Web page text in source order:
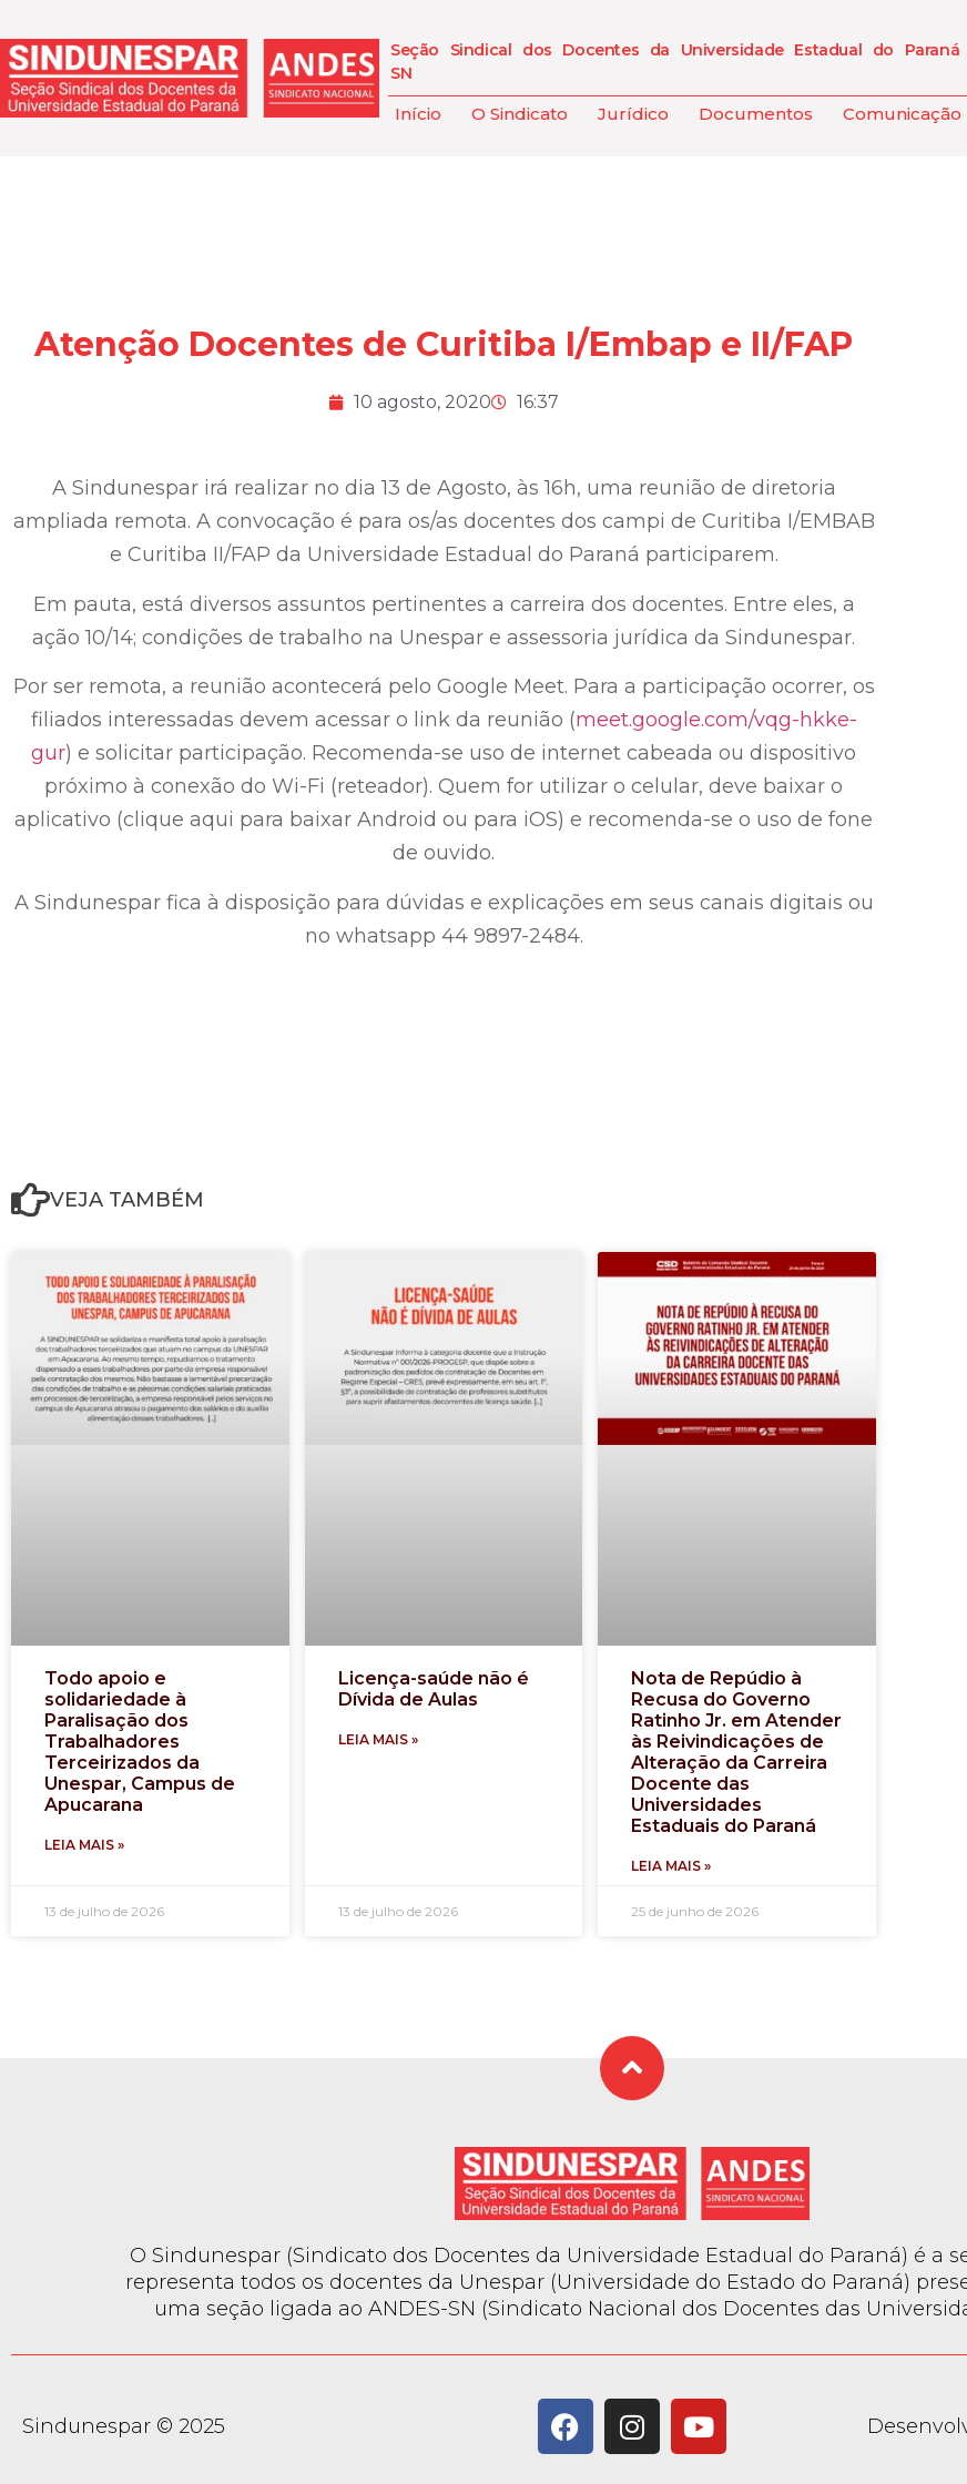
Seção Sindical dos Docentes da Universidade Estadual do Paraná
SN
Início O Sindicato Jurídico Documentos Comunicação
Atenção Docentes de Curitiba I/Embap e II/FAP
10 agosto, 2020 16:37
A Sindunespar irá realizar no dia 13 de Agosto, às 16h, uma reunião de diretoria
ampliada remota. A convocação é para os/as docentes dos campi de Curitiba I/EMBAB
e Curitiba II/FAP da Universidade Estadual do Paraná participarem.
Em pauta, está diversos assuntos pertinentes a carreira dos docentes. Entre eles, a
ação 10/14; condições de trabalho na Unespar e assessoria jurídica da Sindunespar.
Por ser remota, a reunião acontecerá pelo Google Meet. Para a participação ocorrer, os
filiados interessadas devem acessar o link da reunião (meet.google.com/vqg-hkke-
gur) e solicitar participação. Recomenda-se uso de internet cabeada ou dispositivo
próximo à conexão do Wi-Fi (reteador). Quem for utilizar o celular, deve baixar o
aplicativo (clique aqui para baixar Android ou para iOS) e recomenda-se o uso de fone
de ouvido.
A Sindunespar fica à disposição para dúvidas e explicações em seus canais digitais ou
no whatsapp 44 9897-2484.
VEJA TAMBÉM
Todo apoio e
solidariedade à
Paralisação dos
Trabalhadores
Terceirizados da
Unespar, Campus de
Apucarana
LEIA MAIS »
13 de julho de 2026
Licença-saúde não é
Dívida de Aulas
LEIA MAIS »
13 de julho de 2026
Nota de Repúdio à
Recusa do Governo
Ratinho Jr. em Atender
às Reivindicações de
Alteração da Carreira
Docente das
Universidades
Estaduais do Paraná
LEIA MAIS »
25 de junho de 2026
O Sindunespar (Sindicato dos Docentes da Universidade Estadual do Paraná) é a
representa todos os docentes da Unespar (Universidade do Estado do Paraná)
uma seção ligada ao ANDES-SN (Sindicato Nacional dos Docentes das
Sindunespar © 2025